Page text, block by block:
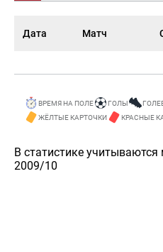
Дата Матч
ВРЕМЯ НА ПОЛЕ ГОЛЫ
ЖЁЛТЫЕ КАРТОЧКИ
КРАСНЫЕ
В статистике
2009/10